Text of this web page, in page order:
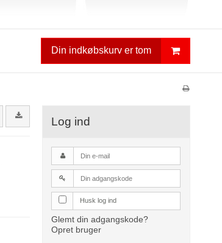
Din indkøbskurv er tom
Log ind
Husk log ind
Glemt din adgangskode?
Opret bruger